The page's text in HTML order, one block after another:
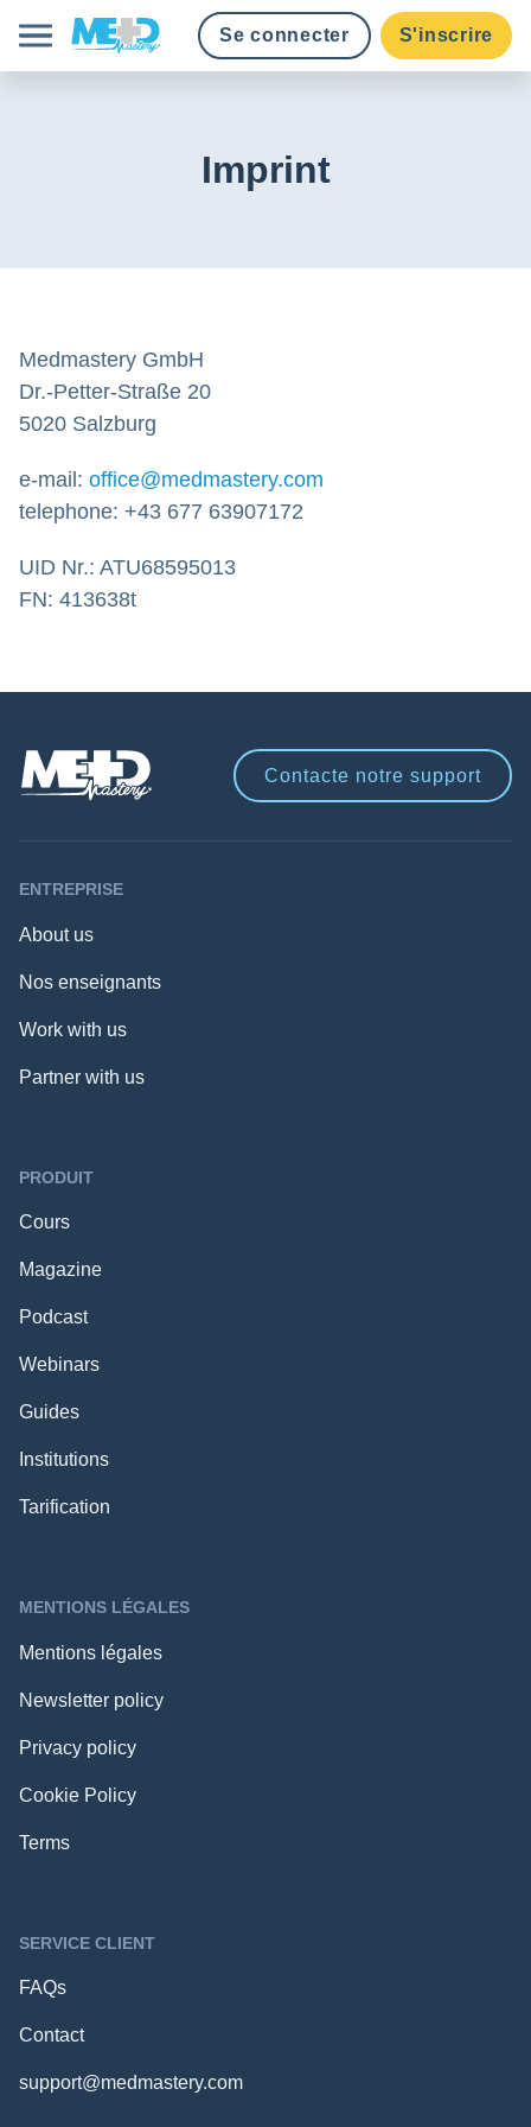
Français
Se connecter S'inscrire
Imprint
Medmastery GmbH
Dr.-Petter-Straße 20
5020 Salzburg
e-mail: office@medmastery.com
telephone: +43 677 63907172
UID Nr.: ATU68595013
FN: 413638t
Contacte notre support
ENTREPRISE
About us
Nos enseignants
Work with us
Partner with us
PRODUIT
Cours
Magazine
Podcast
Webinars
Guides
Institutions
Tarification
MENTIONS LÉGALES
Mentions légales
Newsletter policy
Privacy policy
Cookie Policy
Terms
SERVICE CLIENT
FAQs
Contact
support@medmastery.com